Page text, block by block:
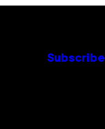
Subscribe